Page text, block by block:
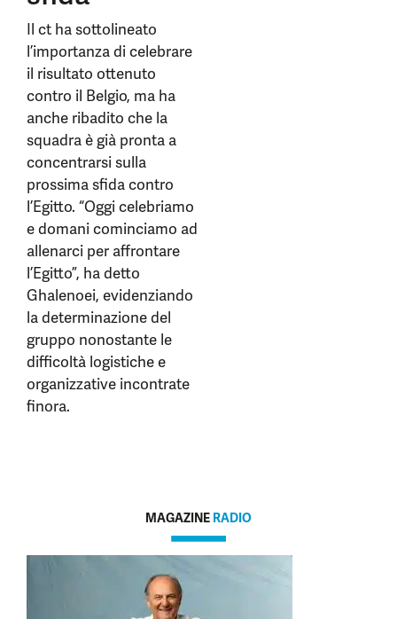
Il ct ha sottolineato
l’importanza di celebrare
il risultato ottenuto
contro il Belgio, ma ha
anche ribadito che la
squadra è già pronta a
concentrarsi sulla
prossima sfida contro
l’Egitto. “Oggi celebriamo
e domani cominciamo ad
allenarci per affrontare
l’Egitto”, ha detto
Ghalenoei, evidenziando
la determinazione del
gruppo nonostante le
difficoltà logistiche e
organizzative incontrate
finora.
MAGAZINE RADIO